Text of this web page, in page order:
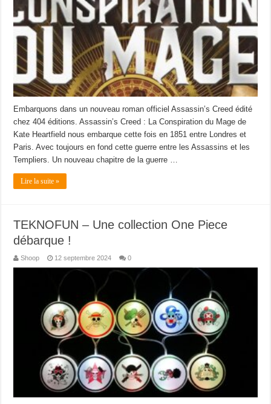
Embarquons dans un nouveau roman officiel Assassin’s Creed édité
chez 404 éditions. Assassin’s Creed : La Conspiration du Mage de
Kate Heartfield nous embarque cette fois en 1851 entre Londres et
Paris. Avec toujours en fond cette guerre entre les Assassins et les
Templiers. Un nouveau chapitre de la guerre …
Lire la suite »
TEKNOFUN – Une collection One Piece
débarque !
Shoop 12 septembre 2024 0